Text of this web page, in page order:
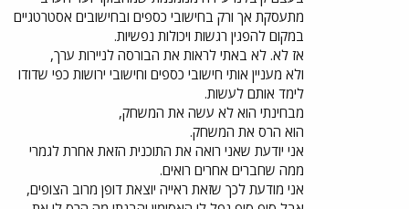
מתעסקת אך ורק בחישובי כספים ובחישובים אסטרטגיים
במקום להפגין רגשות ויכולות נפשיות.
אז לא. לא באתי לראות את הבורסה לניירות ערך,
ולא מעניין אותי חישובי כספים וחישובי ירושות כפי שדודו
לימד אותם לעשות.
מבחינתי הוא לא עשה את המשחק,
הוא הרס את המשחק.
אני יודעת שאני רואה את התוכנית הזאת אחרת לגמרי
ממה שחברים אחרים רואים.
אני מודעת לכך שזאת ראייה יוצאת דופן מרוב הצופים,